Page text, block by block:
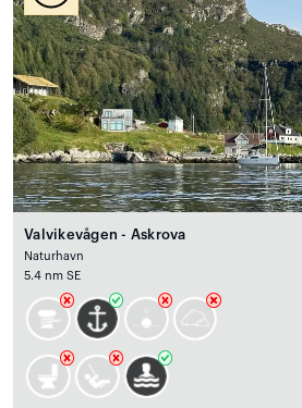
Valvikevågen - Askrova
Naturhavn
5.4 nm SE